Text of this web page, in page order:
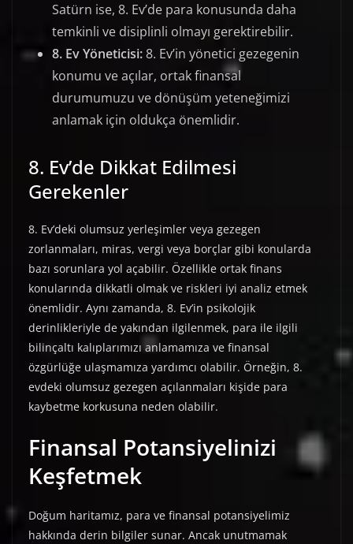
Satürn ise, 8. Ev’de para konusunda daha
temkinli ve disiplinli olmayı gerektirebilir.
8. Ev Yöneticisi:8. Ev’in yönetici gezegenin
konumu ve açılar, ortak finansal
durumumuzu ve dönüşüm yeteneğimizi
anlamak için oldukça önemlidir.
8. Ev’de Dikkat Edilmesi
Gerekenler
8. Ev’deki olumsuz yerleşimler veya gezegen
zorlanmaları, miras, vergi veya borçlar gibi konularda
bazı sorunlara yol açabilir. Özellikle ortak finans
konularında dikkatli olmak ve riskleri iyi analiz etmek
önemlidir. Aynı zamanda, 8. Ev’in psikolojik
derinlikleriyle de yakından ilgilenmek, para ile ilgili
bilinçaltı kalıplarımızı anlamamıza ve finansal
özgürlüğe ulaşmamıza yardımcı olabilir. Örneğin, 8.
evdeki olumsuz gezegen açılanmaları kişide para
kaybetme korkusuna neden olabilir.
Finansal Potansiyelinizi
Keşfetmek
Doğum haritamız, para ve finansal potansiyelimiz
hakkında derin bilgiler sunar. Ancak unutmamak